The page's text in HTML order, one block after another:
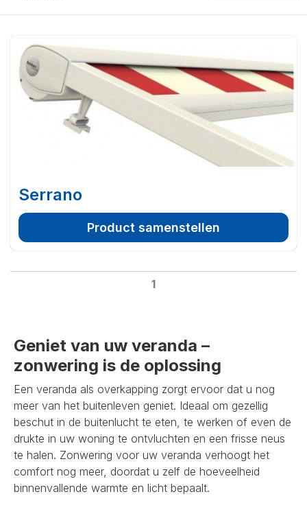
Serrano
Product samenstellen
1
Geniet van uw veranda –
zonwering is de oplossing
Een veranda als overkapping zorgt ervoor dat u nog
meer van het buitenleven geniet. Ideaal om gezellig
beschut in de buitenlucht te eten, te werken of even de
drukte in uw woning te ontvluchten en een frisse neus
te halen. Zonwering voor uw veranda verhoogt het
comfort nog meer, doordat u zelf de hoeveelheid
binnenvallende warmte en licht bepaalt.